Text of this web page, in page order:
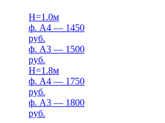
H=1.0м
ф. А4 — 1450
руб.
ф. А3 — 1500
руб.
H=1.8м
ф. А4 — 1750
руб.
ф. А3 — 1800
руб.